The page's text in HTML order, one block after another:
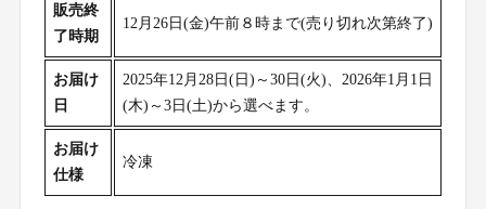
販売終
了時期
12月26日(金)午前８時まで(売り切れ次第終了)
お届け
日
2025年12月28日(日)～30日(火)、2026年1月1日
(木)～3日(土)から選べます。
お届け
仕様
冷凍